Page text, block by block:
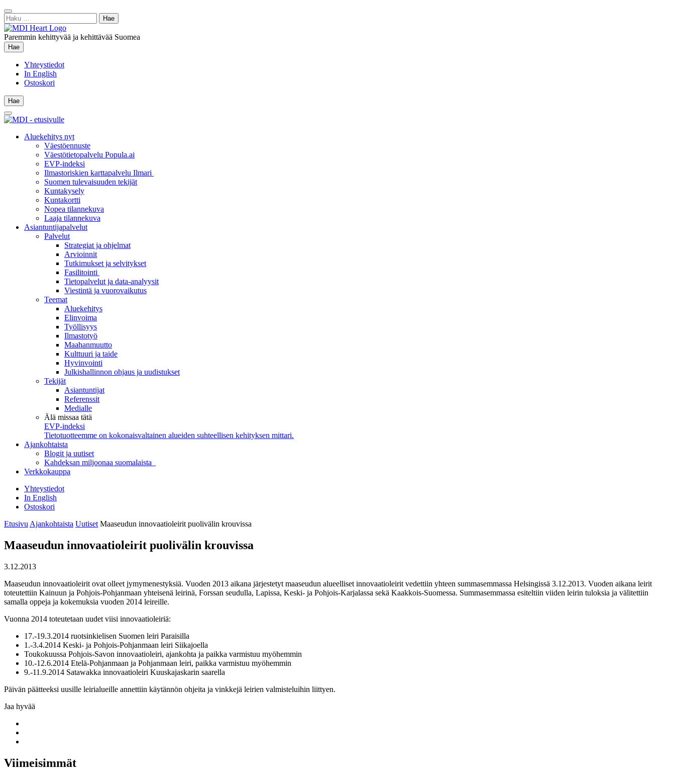
Siirry
sisältöön
Sulje
hae
Haku:
Paremmin kehittyvää ja kehittävää Suomea
Hae
Hae
Yhteystiedot
In English
Ostoskori
Hae
Hae
Main
Menu
Aluekehitys nyt
Väestöennuste
Väestötietopalvelu Popula.ai
EVP-indeksi
Ilmastoriskien karttapalvelu Ilmari
Suomen tulevaisuuden tekijät
Kuntakysely
Kuntakortti
Nopea tilannekuva
Laaja tilannekuva
Asiantuntijapalvelut
Palvelut
Strategiat ja ohjelmat
Arvioinnit
Tutkimukset ja selvitykset
Fasilitointi
Tietopalvelut ja data-analyysit
Viestintä ja vuorovaikutus
Teemat
Aluekehitys
Elinvoima
Työllisyys
Ilmastotyö
Maahanmuutto
Kulttuuri ja taide
Hyvinvointi
Julkishallinnon ohjaus ja uudistukset
Tekijät
Asiantuntijat
Referenssit
Medialle
Älä missaa tätä
EVP-indeksi
Tietotuotteemme on kokonaisvaltainen alueiden suhteellisen kehityksen mittari.
Ajankohtaista
Blogit ja uutiset
Kahdeksan miljoonaa suomalaista
Verkkokauppa
Yhteystiedot
In English
Ostoskori
Etusivu Ajankohtaista Uutiset Maaseudun innovaatioleirit puolivälin krouvissa
Maaseudun innovaatioleirit puolivälin krouvissa
3.12.2013
Maaseudun innovaatioleirit ovat olleet jymymenestyksiä. Vuoden 2013 aikana järjestetyt maaseudun alueelliset innovaatioleirit vedettiin yhteen summasemmassa Helsingissä 3.12.2013. Vuoden aikana leirit
toteutettiin Kainuun ja Pohjois-Pohjanmaan yhteisenä leirinä, Forssan seudulla, Lapissa, Keski- ja Pohjois-Karjalassa sekä Kaakkois-Suomessa. Summasemmassa esiteltiin viiden leirin tuloksia ja välitettiin
samalla oppeja ja kokemuksia vuoden 2014 leireille.
Vuonna 2014 toteutetaan uudet viisi innovaatioleiriä:
17.-19.3.2014 ruotsinkielisen Suomen leiri Paraisilla
1.-3.4.2014 Keski- ja Pohjois-Pohjanmaan leiri Siikajoella
Toukokuussa Pohjois-Savon innovaatioleiri, ajankohta ja paikka varmistuu myöhemmin
10.-12.6.2014 Etelä-Pohjanmaan ja Pohjanmaan leiri, paikka varmistuu myöhemmin
9.-11.9.2014 Satawakka innovaatioleiri Kuuskajaskarin saarella
Päivän päätteeksi uusille leirialueille annettiin käytännön ohjeita ja vinkkejä leirien valmisteluihin liittyen.
Jaa hyvää
twitter
Viimeisimmät